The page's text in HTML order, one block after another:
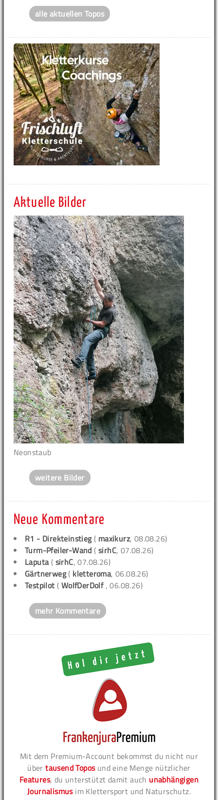
alle aktuellen Topos
Aktuelle Bilder
Neonstaub
weitere Bilder
Neue Kommentare
R1 - Direkteinstieg( maxikurz, 08.08.26)
Turm-Pfeiler-Wand (sirhC, 07.08.26)
Laputa( sirhC, 07.08.26)
Gärtnerweg( kletteroma, 06.08.26)
Testpilot ( WolfDerDolf , 06.08.26)
mehr Kommentare
Mit dem Premium-Account bekommst du nicht nur
übertausend Toposund eine Menge nützlicher
Features, du unterstützt damit auch unabhängigen
Journalismusim Klettersport und Naturschutz.